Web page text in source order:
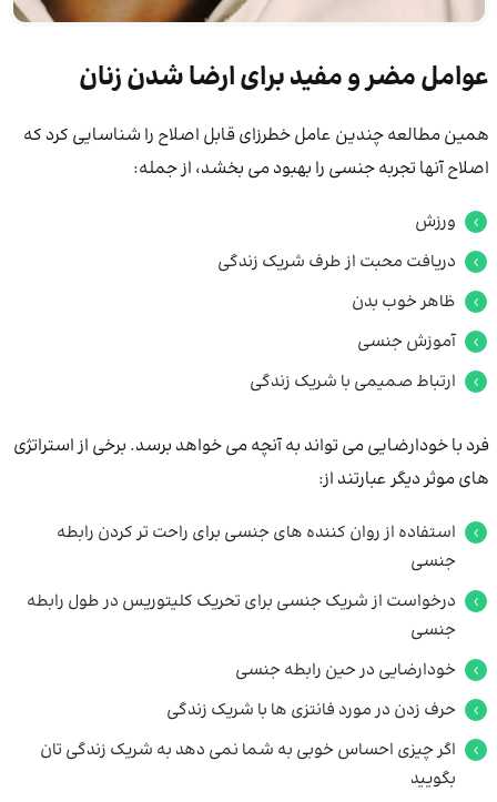
عوامل مضر و مفید برای ارضا شدن زنان
همین مطالعه چندین عامل خطرزای قابل اصلاح را شناسایی کرد که
اصلاح آنها تجربه جنسی را بهبود می بخشد، از جمله:
ورزش
دریافت محبت از طرف شریک زندگی
ظاهر خوب بدن
آموزش جنسی
ارتباط صمیمی با شریک زندگی
فرد با خودارضایی می تواند به آنچه می خواهد برسد. برخی از استراتژی
های موثر دیگر عبارتند از:
استفاده از روان کننده های جنسی برای راحت تر کردن رابطه
جنسی
درخواست از شریک جنسی برای تحریک کلیتوریس در طول رابطه
جنسی
خودارضایی در حین رابطه جنسی
حرف زدن در مورد فانتزی ها با شریک زندگی
اگر چیزی احساس خوبی به شما نمی دهد به شریک زندگی تان
بگویید